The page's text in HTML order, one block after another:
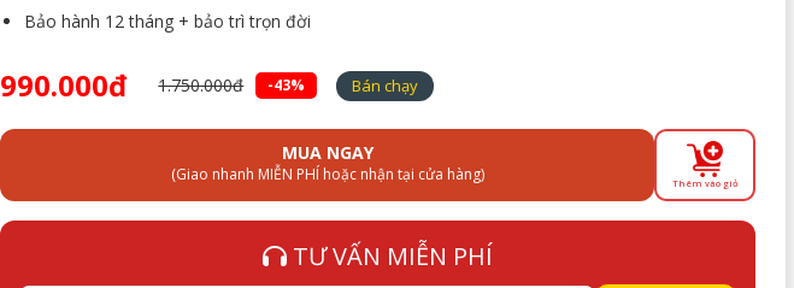
Bảo hành 12 tháng + bảo trì trọn đời
990.000đ 1.750.000đ -43% Bán chạy
MUA NGAY
(Giao nhanh MIỄN PHÍ hoặc nhận tại cửa hàng) Thêm vào giỏ
TƯ VẤN MIỄN PHÍ